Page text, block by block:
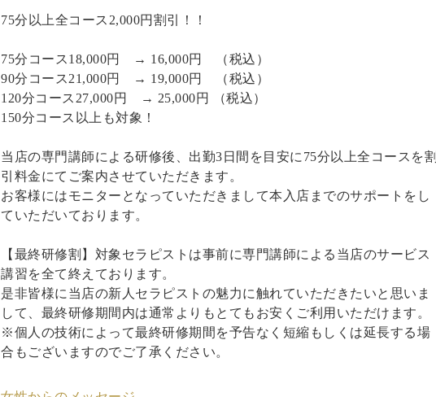
75分以上全コース2,000円割引！！
75分コース18,000円 → 16,000円 （税込）
90分コース21,000円 → 19,000円 （税込）
120分コース27,000円 → 25,000円 （税込）
150分コース以上も対象！
当店の専門講師による研修後、出勤3日間を目安に75分以上全コースを割
引料金にてご案内させていただきます。
お客様にはモニターとなっていただきまして本入店までのサポートをし
ていただいております。
【最終研修割】対象セラピストは事前に専門講師による当店のサービス
講習を全て終えております。
是非皆様に当店の新人セラピストの魅力に触れていただきたいと思いま
して、最終研修期間内は通常よりもとてもお安くご利用いただけます。
※個人の技術によって最終研修期間を予告なく短縮もしくは延長する場
合もございますのでご了承ください。